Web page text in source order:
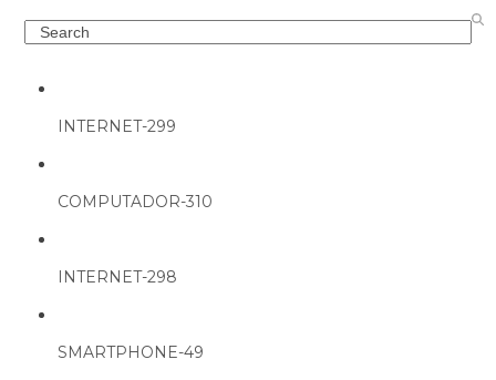
Search
INTERNET-299
COMPUTADOR-310
INTERNET-298
SMARTPHONE-49